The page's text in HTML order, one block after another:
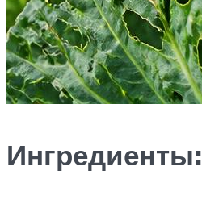
Ингредиенты: